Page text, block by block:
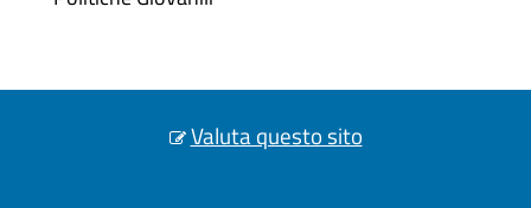
Valuta questo sito